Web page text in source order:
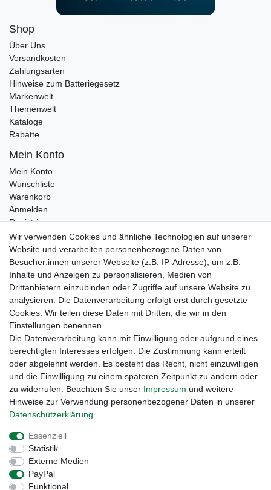
Shop
Über Uns
Versandkosten
Zahlungsarten
Hinweise zum Batteriegesetz
Markenwelt
Themenwelt
Kataloge
Rabatte
Mein Konto
Mein Konto
Wunschliste
Warenkorb
Anmelden
Registrieren
Kontakt
Newsletter Anmeldung
Newsletter Abmeldung
Widerrufs­recht
Wir verwenden Cookies und ähnliche Technologien auf unserer
Website und verarbeiten personenbezogene Daten von
Besucher:innen unserer Webseite (z.B. IP-Adresse), um z.B.
Inhalte und Anzeigen zu personalisieren, Medien von
Drittanbietern einzubinden oder Zugriffe auf unsere Website zu
analysieren. Die Datenverarbeitung erfolgt erst durch gesetzte
Cookies. Wir teilen diese Daten mit Dritten, die wir in den
Einstellungen benennen.
Die Datenverarbeitung kann mit Einwilligung oder aufgrund eines
berechtigten Interesses erfolgen. Die Zustimmung kann erteilt
oder abgelehnt werden. Es besteht das Recht, nicht einzuwilligen
und die Einwilligung zu einem späteren Zeitpunkt zu ändern oder
zu widerrufen. Beachten Sie unser Impressum und weitere
Hinweise zur Verwendung personenbezogener Daten in unserer
Daten­schutz­erklärung
Essenziell
Statistik
Externe Medien
PayPal
Funktional